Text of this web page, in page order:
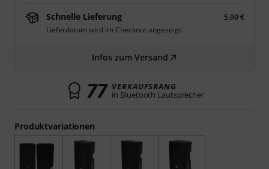
Produktvariationen
Schnelle Lieferung
5,90 €
Lieferdatum wird im Checkout angezeigt.
Infos zum Versand
77 VERKAUFSRANG
in Bluetooth Lautsprecher